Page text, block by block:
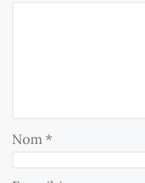
Nom*